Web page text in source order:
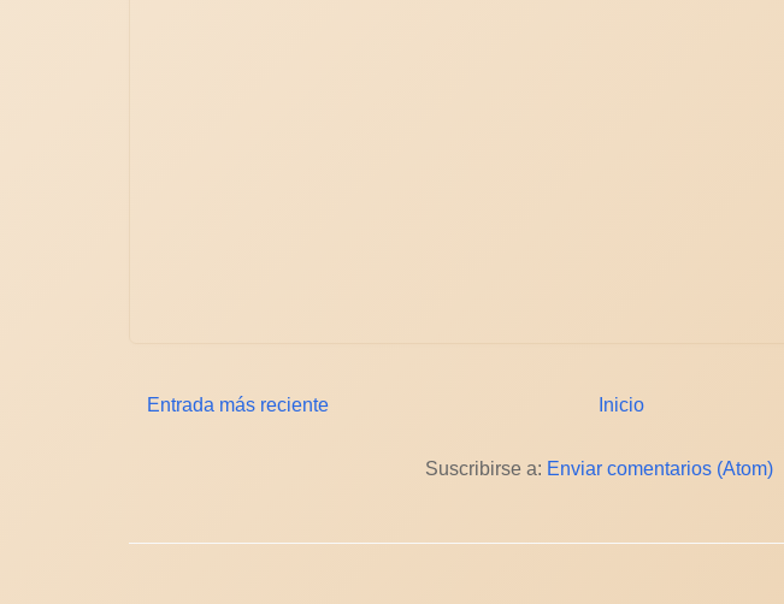
Entrada más reciente Inicio
Suscribirse a: Enviar comentarios (Atom)